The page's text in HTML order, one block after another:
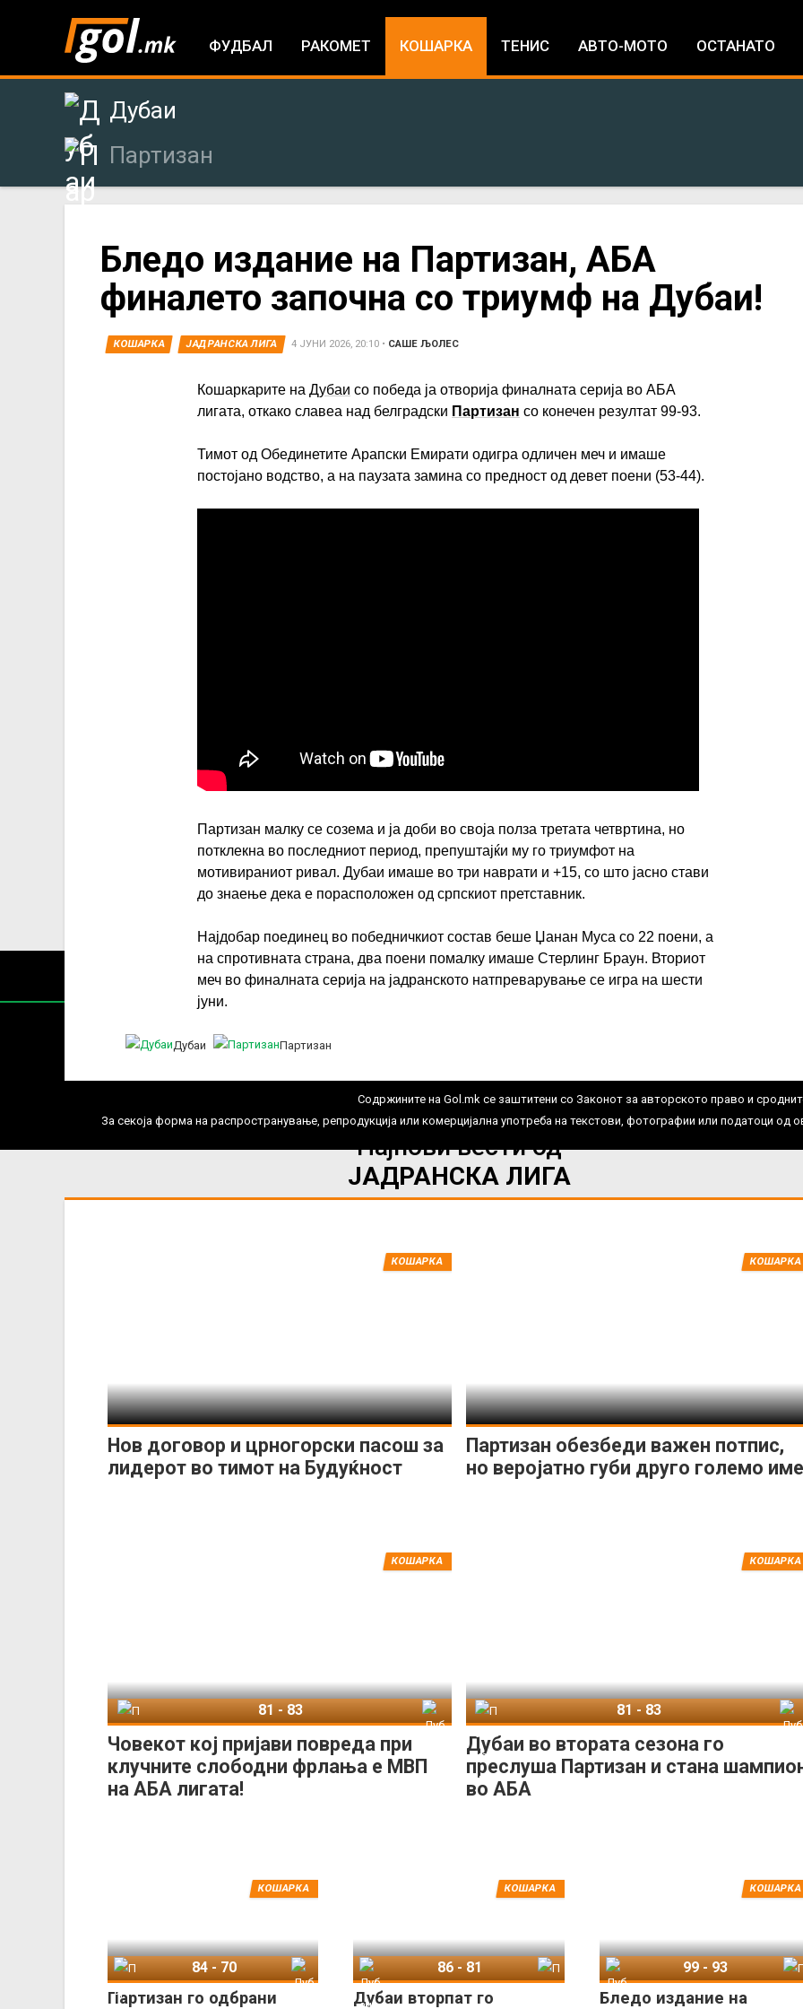
ФУДБАЛ РАКОМЕТ КОШАРКА ТЕНИС АВТО-МОТО ОСТАНАТО
Дубаи
Партизан
here
Бледо издание на Партизан, АБА
финалето започна со триумф на Дубаи!
КОШАРКА ЈАДРАНСКА ЛИГА 4 ЈУНИ 2026, 20:10 • САШЕ ЉОЛЕС
Кошаркарите на Дубаи со победа ја отворија финалната серија во АБА
лигата, откако славеа над белградски Партизан со конечен резултат 99-93.
Тимот од Обединетите Арапски Емирати одигра одличен меч и имаше
постојано водство, а на паузата замина со предност од девет поени (53-44).
Партизан малку се созема и ја доби во своја полза третата четвртина, но
потклекна во последниот период, препуштајќи му го триумфот на
мотивираниот ривал. Дубаи имаше во три наврати и +15, со што јасно стави
до знаење дека е порасположен од српскиот претставник.
Најдобар поединец во победничкиот состав беше Џанан Муса со 22 поени, а
на спротивната страна, два поени помалку имаше Стерлинг Браун. Вториот
меч во финалната серија на јадранското натпреварување се игра на шести
јуни.
Дубаи Партизан
Најнови вести од
ЈАДРАНСКА ЛИГА
Нов договор и црногорски пасош за
лидерот во тимот на Будуќност
КОШАРКА
Партизан обезбеди важен потпис,
но веројатно губи друго големо име
КОШАРКА
Човекот кој пријави повреда при
клучните слободни фрлања е МВП
на АБА лигата!
КОШАРКА
81-83
Дубаи во втората сезона го
преслуша Партизан и стана
во АБА
КОШАРКА
81-83
Партизан го одбрани
КОШАРКА
84-70
Дубаи вторпат го
КОШАРКА
86-81
Бледо издание на
КОШАРКА
99-93
ИМПРЕСУМ МАРКЕТИНГ КОНТАКТ
Содржините на Gol.mk се заштитени со Законот за авторското право и
За секоја форма на распространување, репродукција или комерцијална употреба на текстови, фотографии или податоци од